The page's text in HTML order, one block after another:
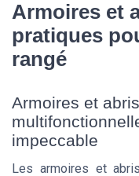
Armoires et
pratiques
rangé
Armoires et
impeccable
Les armoires et